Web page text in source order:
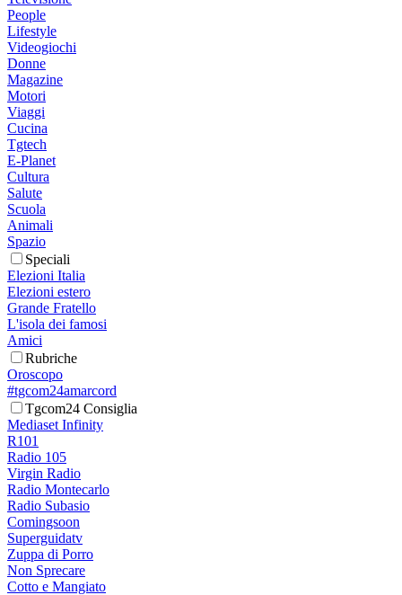
People
Lifestyle
Videogiochi
Donne
Magazine
Motori
Viaggi
Cucina
Tgtech
E-Planet
Cultura
Salute
Scuola
Animali
Spazio
Speciali
Elezioni Italia
Elezioni estero
Grande Fratello
L'isola dei famosi
Amici
Rubriche
Oroscopo
#tgcom24amarcord
Tgcom24 Consiglia
Mediaset Infinity
R101
Radio 105
Virgin Radio
Radio Montecarlo
Radio Subasio
Comingsoon
Superguidatv
Zuppa di Porro
Non Sprecare
Cotto e Mangiato